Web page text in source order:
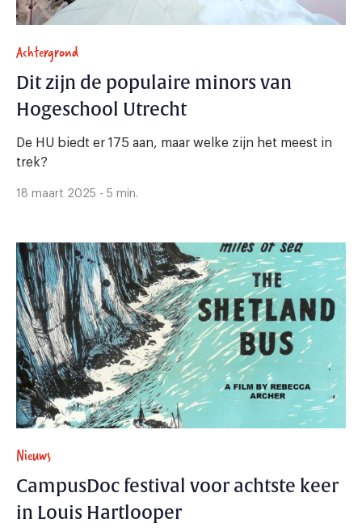
Achtergrond
Dit zijn de populaire minors van
Hogeschool Utrecht
De HU biedt er 175 aan, maar welke zijn het meest in
trek?
18 maart 2025 - 5 min.
Nieuws
CampusDoc festival voor achtste keer
in Louis Hartlooper